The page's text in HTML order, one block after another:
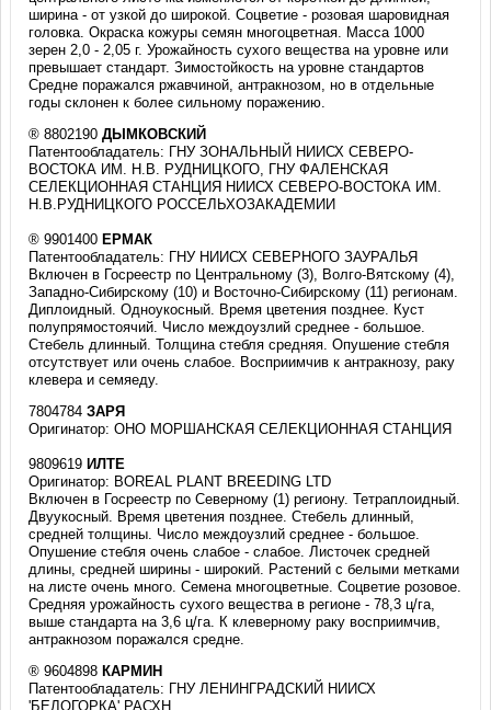
ширина - от узкой до широкой. Соцветие - розовая шаровидная
головка. Окраска кожуры семян многоцветная. Масса 1000
зерен 2,0 - 2,05 г. Урожайность сухого вещества на уровне или
превышает стандарт. Зимостойкость на уровне стандартов
Средне поражался ржавчиной, антракнозом, но в отдельные
годы склонен к более сильному поражению.
® 8802190ДЫМКОВСКИЙ
Патентообладатель: ГНУ ЗОНАЛЬНЫЙ НИИСХ СЕВЕРО-
ВОСТОКА ИМ. Н.В. РУДНИЦКОГО, ГНУ ФАЛЕНСКАЯ
СЕЛЕКЦИОННАЯ СТАНЦИЯ НИИСХ СЕВЕРО-ВОСТОКА ИМ.
Н.В.РУДНИЦКОГО РОССЕЛЬХОЗАКАДЕМИИ
® 9901400 ЕРМАК
Патентообладатель: ГНУ НИИСХ СЕВЕРНОГО ЗАУРАЛЬЯ
Включен в Госреестр по Центральному (3), Волго-Вятскому (4),
Западно-Сибирскому (10) и Восточно-Сибирскому (11) регионам.
Диплоидный. Одноукосный. Время цветения позднее. Куст
полупрямостоячий. Число междоузлий среднее - большое.
Стебель длинный. Толщина стебля средняя. Опушение стебля
отсутствует или очень слабое. Восприимчив к антракнозу, раку
клевера и семяеду.
7804784ЗАРЯ
Оригинатор: ОНО МОРШАНСКАЯ СЕЛЕКЦИОННАЯ СТАНЦИЯ
9809619 ИЛТЕ
Оригинатор: BOREAL PLANT BREEDING LTD
Включен в Госреестр по Северному (1) региону. Тетраплоидный.
Двуукосный. Время цветения позднее. Стебель длинный,
средней толщины. Число междоузлий среднее - большое.
Опушение стебля очень слабое - слабое. Листочек средней
длины, средней ширины - широкий. Растений с белыми метками
на листе очень много. Семена многоцветные. Соцветие розовое.
Средняя урожайность сухого вещества в регионе - 78,3 ц/га,
выше стандарта на 3,6 ц/га. К клеверному раку восприимчив,
антракнозом поражался средне.
® 9604898 КАРМИН
Патентообладатель: ГНУ ЛЕНИНГРАДСКИЙ НИИСХ
'БЕЛОГОРКА' РАСХН